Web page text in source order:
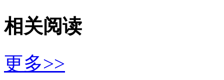
相关阅读
更多>>